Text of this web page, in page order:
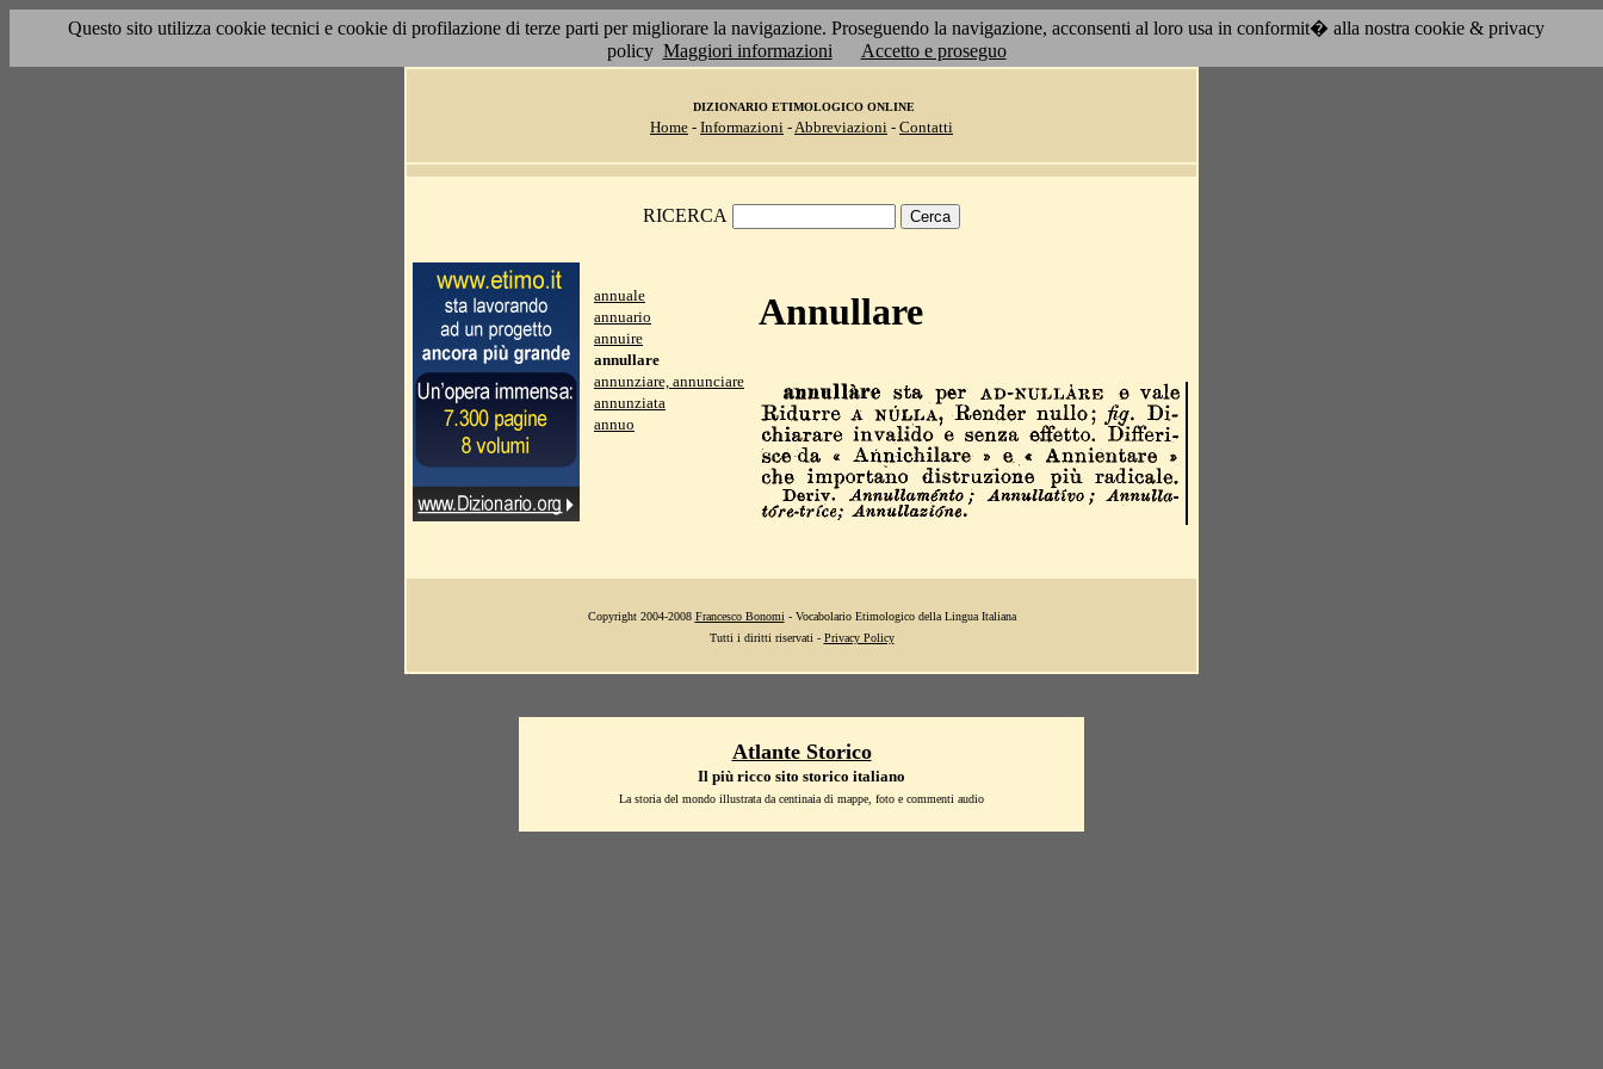
Questo sito utilizza cookie tecnici e cookie di profilazione di terze parti per migliorare la navigazione. Proseguendo la navigazione, acconsenti al loro usa in conformit� alla nostra cookie & privacy
policy Maggiori informazioni Accetto e proseguo
DIZIONARIO ETIMOLOGICO ONLINE
Home - Informazioni -Abbreviazioni - Contatti
RICERCA
annuale
annuario
annuire
annullare
annunziare, annunciare
annunziata
annuo
Annullare
Copyright 2004-2008 Francesco Bonomi - Vocabolario Etimologico della Lingua Italiana
Tutti i diritti riservati - Privacy Policy
Atlante Storico
Il più ricco sito storico italiano
La storia del mondo illustrata da centinaia di mappe, foto e commenti audio